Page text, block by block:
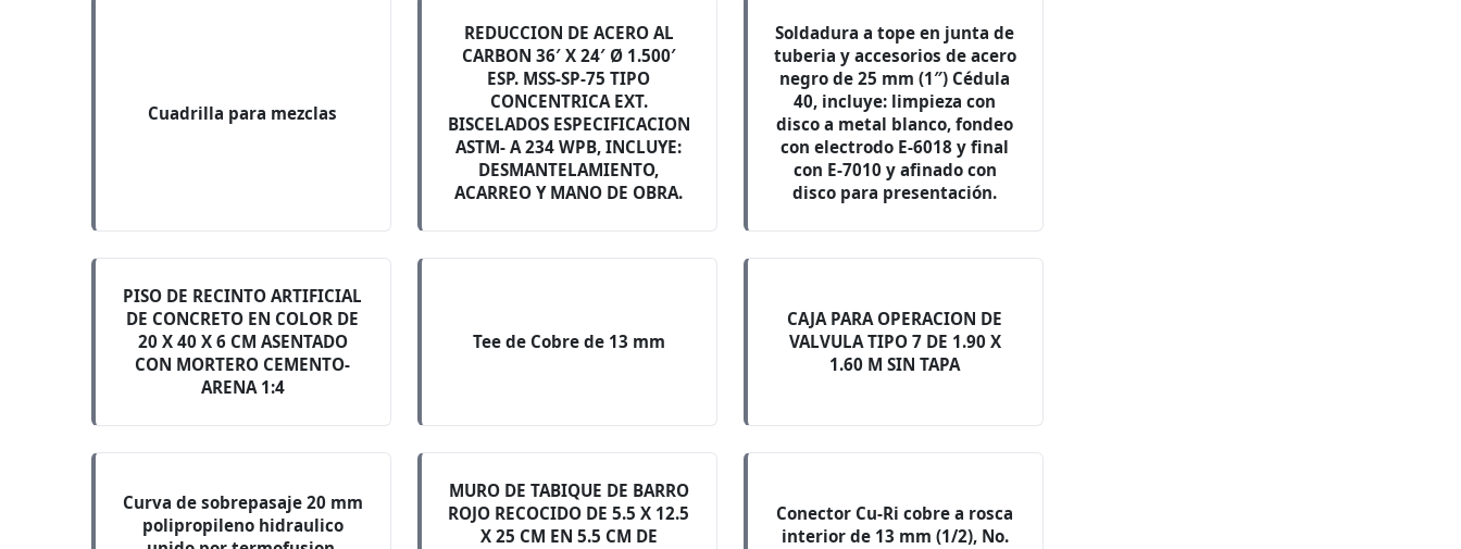
Cuadrilla para mezclas
REDUCCION DE ACERO AL
CARBON 36′ X 24′ Ø 1.500′
ESP. MSS-SP-75 TIPO
CONCENTRICA EXT.
BISCELADOS ESPECIFICACION
ASTM- A 234 WPB, INCLUYE:
DESMANTELAMIENTO,
ACARREO Y MANO DE OBRA.
Soldadura a tope en junta de
tuberia y accesorios de acero
negro de 25 mm (1″) Cédula
40, incluye: limpieza con
disco a metal blanco, fondeo
con electrodo E-6018 y final
con E-7010 y afinado con
disco para presentación.
PISO DE RECINTO ARTIFICIAL
DE CONCRETO EN COLOR DE
20 X 40 X 6 CM ASENTADO
CON MORTERO CEMENTO-
ARENA 1:4
Tee de Cobre de 13 mm
CAJA PARA OPERACION DE
VALVULA TIPO 7 DE 1.90 X
1.60 M SIN TAPA
Curva de sobrepasaje 20 mm
polipropileno hidraulico
MURO DE TABIQUE DE BARRO
ROJO RECOCIDO DE 5.5 X 12.5
X 25 CM EN 5.5 CM DE
Conector Cu-Ri cobre a rosca
interior de 13 mm (1/2), No.